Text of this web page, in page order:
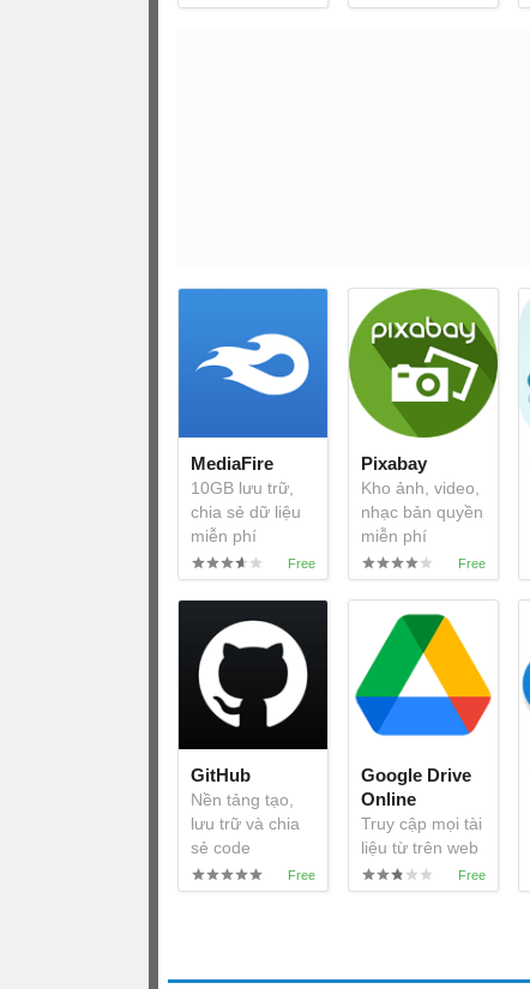
MediaFire
10GB lưu trữ,
chia sẻ dữ liệu
miễn phí
Pixabay
Kho ảnh, video,
nhạc bản quyền
miễn phí
GitHub
Nền tảng tạo,
lưu trữ và chia
sẻ code
Google Drive
Online
Truy cập mọi tài
liệu từ trên web